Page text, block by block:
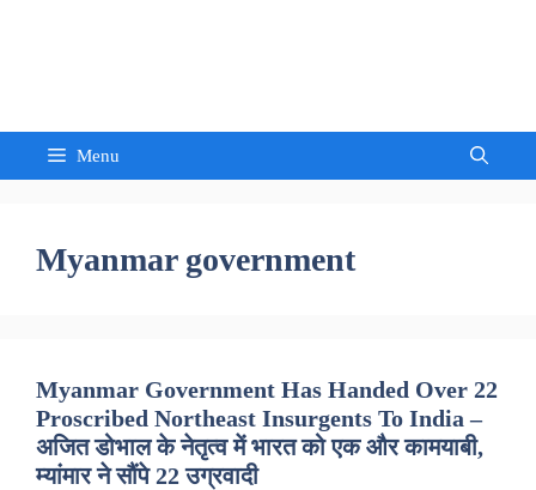
Menu
Myanmar government
Myanmar Government Has Handed Over 22
Proscribed Northeast Insurgents To India –
अजित डोभाल के नेतृत्व में भारत को एक और कामयाबी,
म्यांमार ने सौंपे 22 उग्रवादी